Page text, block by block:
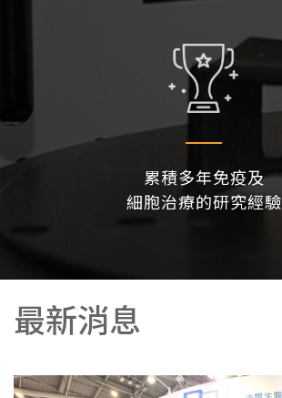
累積多年免疫及
細胞治療的研究經驗
最新消息